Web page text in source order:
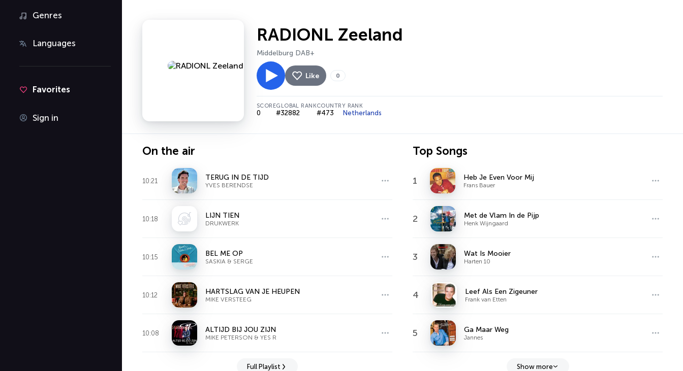
Genres
Languages
Favorites
Sign in
RADIONL Zeeland
Middelburg DAB+
Like 0
SCORE
0
GLOBAL RANK
#32882
COUNTRY RANK
#473 Netherlands
On the air
10:21 TERUG IN DE TIJD
YVES BERENDSE
10:18 LIJN TIEN
DRUKWERK
10:15 BEL ME OP
SASKIA & SERGE
10:12 HARTSLAG VAN JE HEUPEN
MIKE VERSTEEG
10:08 ALTIJD BIJ JOU ZIJN
MIKE PETERSON & YES R
Full Playlist
Top Songs
1 Heb Je Even Voor Mij
Frans Bauer
2 Met de Vlam In de Pijp
Henk Wijngaard
3 Wat Is Mooier
Harten 10
4 Leef Als Een Zigeuner
Frank van Etten
5 Ga Maar Weg
Jannes
Show more